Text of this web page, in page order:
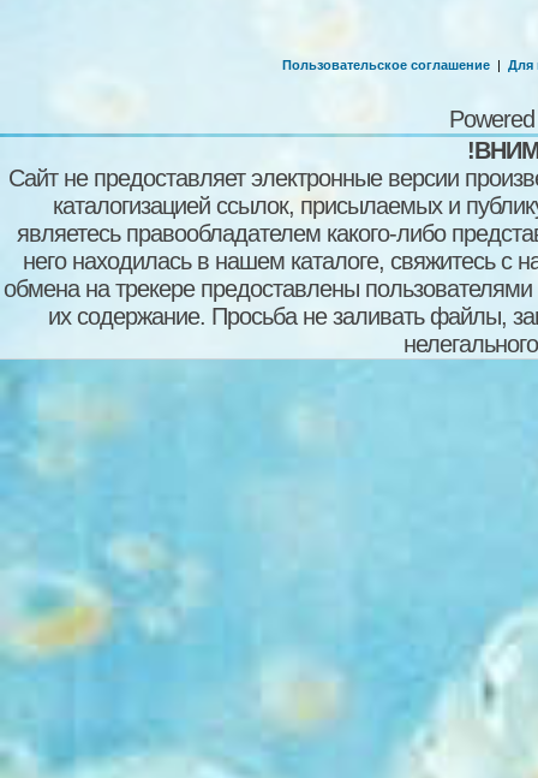
Пользовательское соглашение | Для
Сайт не предоставляет электронные версии
каталогизацией ссылок, присылаемых и
являетесь правообладателем какого-либо
него находилась в нашем каталоге, свяжитесь
обмена на трекере предоставлены пользователями
их содержание. Просьба не заливать файлы,